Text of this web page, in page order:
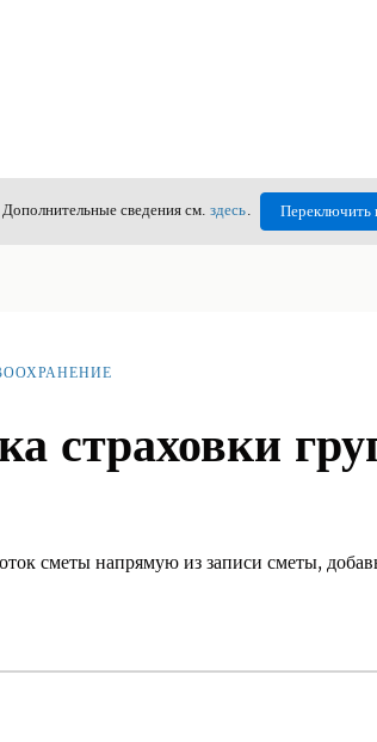
сведения см. здесь. Переключить
страховки
сметы напрямую из записи сметы,